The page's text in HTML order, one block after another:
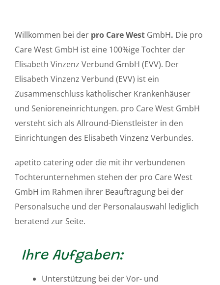
Willkommen bei der pro Care West GmbH. Die pro
Care West GmbH ist eine 100%ige Tochter der
Elisabeth Vinzenz Verbund GmbH (EVV). Der
Elisabeth Vinzenz Verbund (EVV) ist ein
Zusammenschluss katholischer Krankenhäuser
und Senioreneinrichtungen. pro Care West GmbH
versteht sich als Allround-Dienstleister in den
Einrichtungen des Elisabeth Vinzenz Verbundes.
apetito catering oder die mit ihr verbundenen
Tochterunternehmen stehen der pro Care West
GmbH im Rahmen ihrer Beauftragung bei der
Personalsuche und der Personalauswahl lediglich
beratend zur Seite.
Ihre Aufgaben:
Unterstützung bei der Vor- und